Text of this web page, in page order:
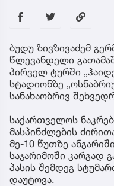
ბუდუ ზივზივაძემ
წლევანდელი
პირველ ტურში
სტადიონზე
სანახაობრივ
საქართველოს
მასპინძლების
მე-10 წუთზე
საჯარიმოში კარგად
პასის შემდეგ
დაუტოვა.